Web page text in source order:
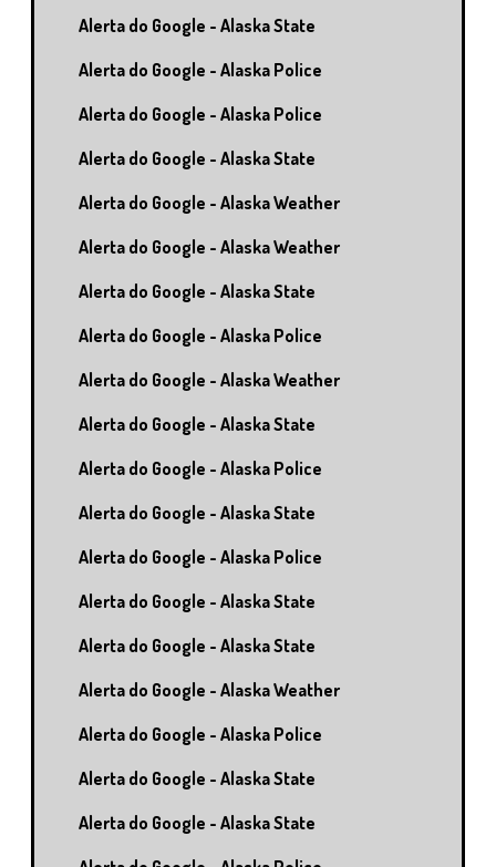
Alerta do Google - Alaska State
Alerta do Google - Alaska Police
Alerta do Google - Alaska Police
Alerta do Google - Alaska State
Alerta do Google - Alaska Weather
Alerta do Google - Alaska Weather
Alerta do Google - Alaska State
Alerta do Google - Alaska Police
Alerta do Google - Alaska Weather
Alerta do Google - Alaska State
Alerta do Google - Alaska Police
Alerta do Google - Alaska State
Alerta do Google - Alaska Police
Alerta do Google - Alaska State
Alerta do Google - Alaska State
Alerta do Google - Alaska Weather
Alerta do Google - Alaska Police
Alerta do Google - Alaska State
Alerta do Google - Alaska State